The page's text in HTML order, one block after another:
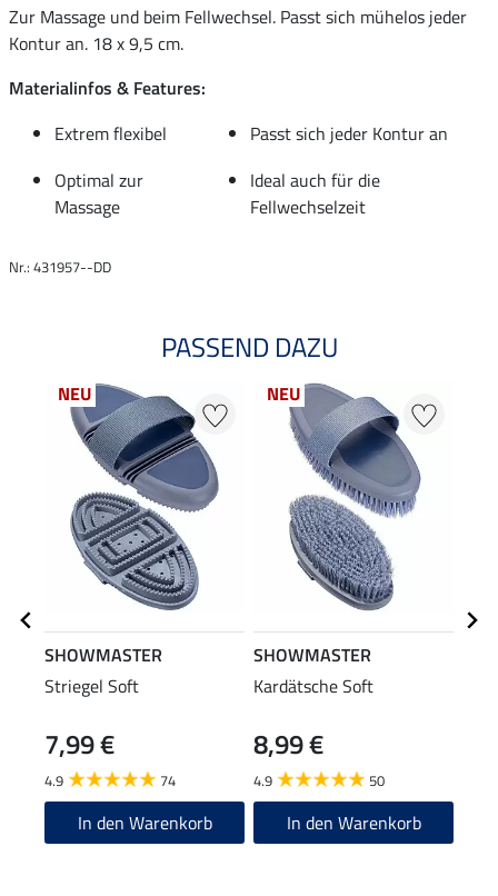
Zur Massage und beim Fellwechsel. Passt sich mühelos jeder
Kontur an. 18 x 9,5 cm.
Materialinfos & Features:
Extrem flexibel
Passt sich jeder Kontur an
Optimal zur
Massage
Ideal auch für die
Fellwechselzeit
Nr.: 431957--DD
PASSEND DAZU
NEU
SHOWMASTER
Striegel Soft
7,99 €
4.9 74
In den Warenkorb
NEU
SHOWMASTER
Kardätsche Soft
8,99 €
4.9 50
In den Warenkorb